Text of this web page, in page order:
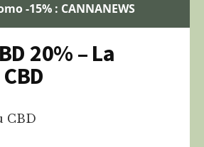
-15% : CANNANEWS
20% – La
CBD